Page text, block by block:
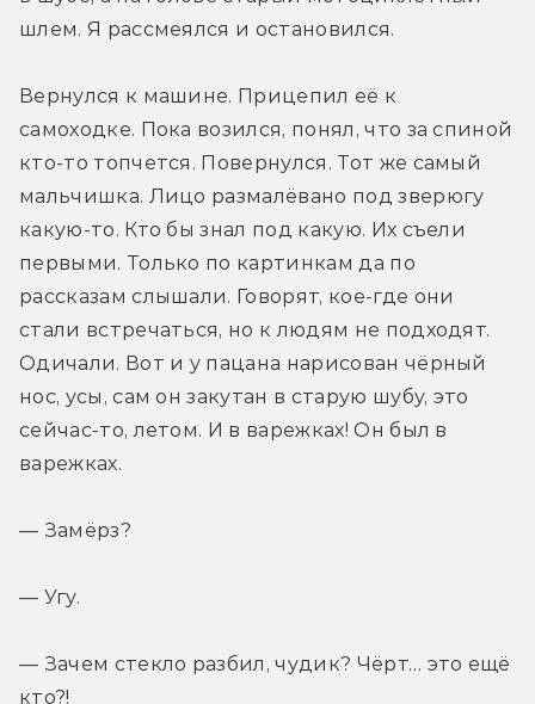
шлем. Я рассмеялся и остановился.
Вернулся к машине. Прицепил её к
самоходке. Пока возился, понял, что за спиной
кто-то топчется. Повернулся. Тот же самый
мальчишка. Лицо размалёвано под зверюгу
какую-то. Кто бы знал под какую. Их съели
первыми. Только по картинкам да по
рассказам слышали. Говорят, кое-где они
стали встречаться, но к людям не подходят.
Одичали. Вот и у пацана нарисован чёрный
нос, усы, сам он закутан в старую шубу, это
сейчас-то, летом. И в варежках! Он был в
варежках.
— Замёрз?
— Угу.
— Зачем стекло разбил, чудик? Чёрт… это ещё
кто?!